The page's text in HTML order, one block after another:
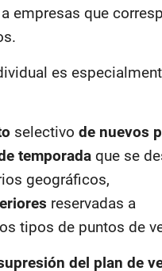
empresas que
es
selectivo de nuevos
temporada que se
geográficos,
reservadas a
tipos de puntos de
del plan de